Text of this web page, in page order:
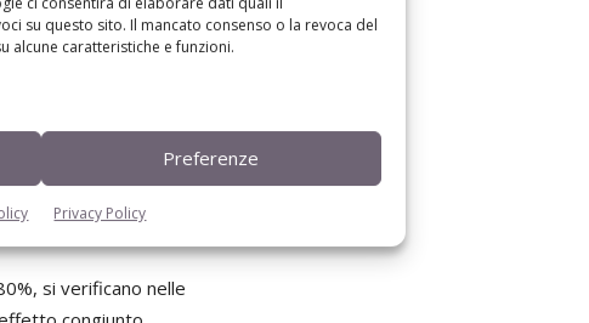
su questo sito. Il mancato consenso o la revoca del
alcune caratteristiche e funzioni.
Preferenze
Privacy Policy
aggiunto che di Reddito
aumenti dei costi di
si verificano nelle